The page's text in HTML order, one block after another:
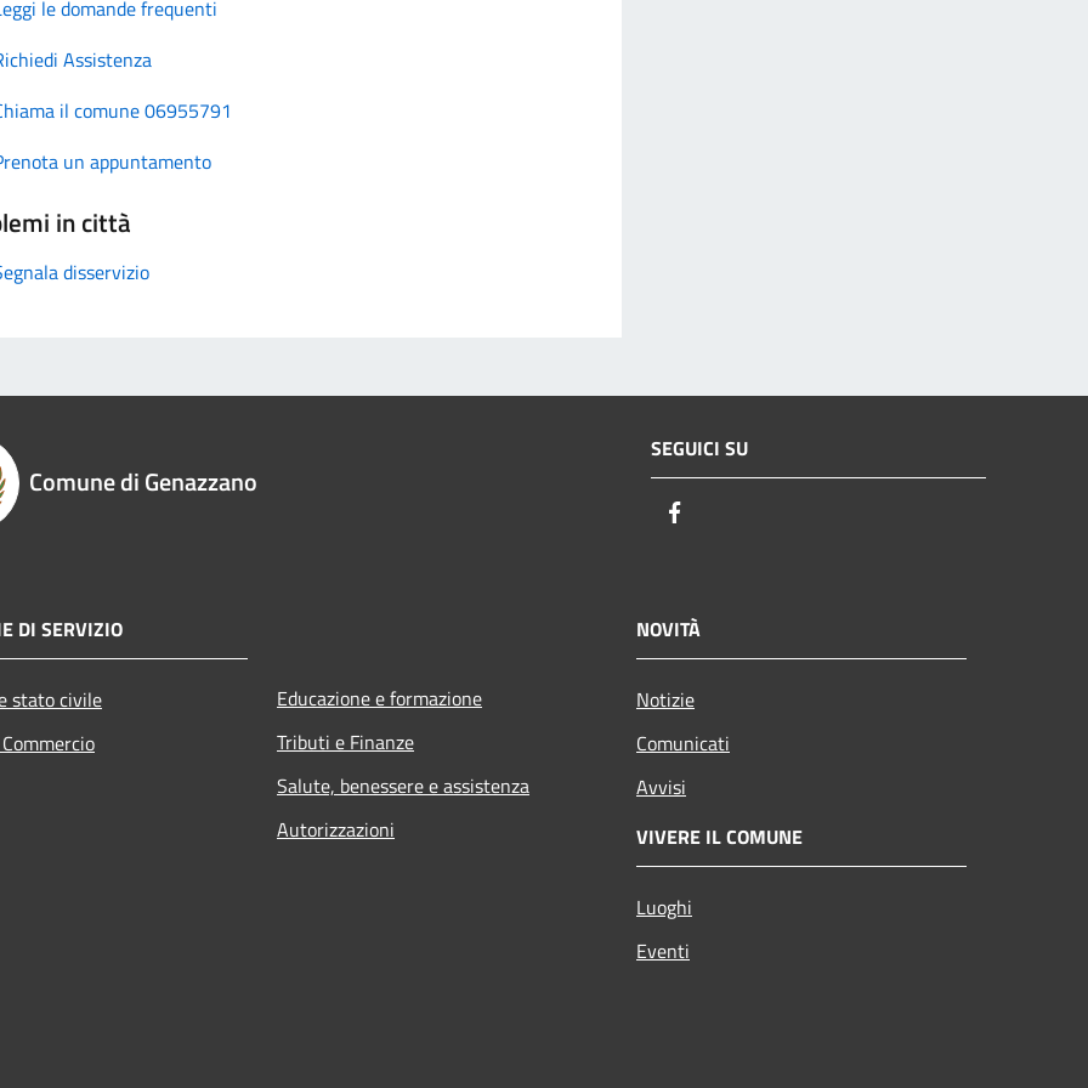
le domande frequenti
Assistenza
il comune 06955791
un appuntamento
in città
disservizio
Comune di Genazzano
SEGUICI SU
DI SERVIZIO
stato civile
Educazione e formazione
Tributi e Finanze
Salute, benessere e assistenza
Autorizzazioni
NOVITÀ
Notizie
Comunicati
Avvisi
VIVERE IL COMUNE
Luoghi
Eventi